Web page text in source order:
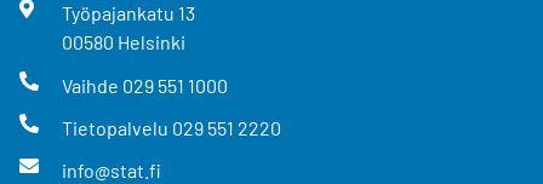
Työpajankatu 13
00580 Helsinki
Vaihde 029 551 1000
Tietopalvelu 029 551 2220
info@stat.fi